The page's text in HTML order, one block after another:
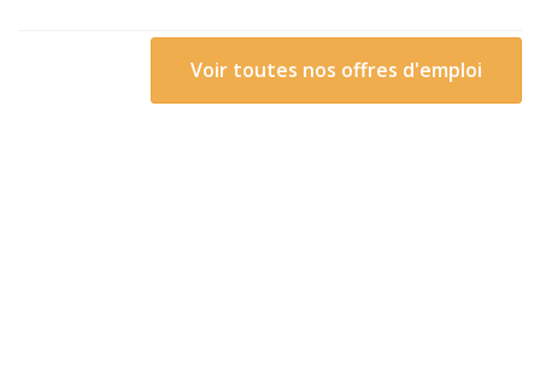
Voir toutes nos offres d'emploi